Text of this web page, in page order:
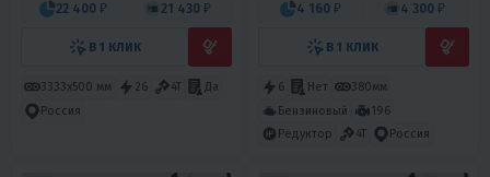
22 400 ₽ 21 430 ₽
В 1 КЛИК
3333х500 мм 26 4T
Да
Россия
4 160 ₽ 4 300 ₽
В 1 КЛИК
6 Нет
380мм
Бензиновый
196
Редуктор
4T Россия